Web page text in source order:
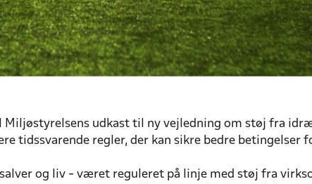
Miljøstyrelsens udkast til ny vejledning om støj fra
tidssvarende regler, der kan sikre bedre betingelser
og liv - været reguleret på linje med støj fra